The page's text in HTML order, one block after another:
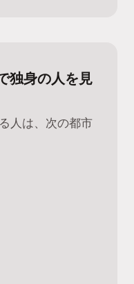
独身の人を見
人は、次の都市